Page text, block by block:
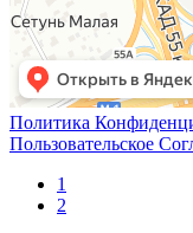
Политика
Пользовательское
1
2